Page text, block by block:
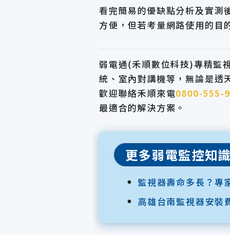
看完簡易的優缺點分析及實測
方便，但若考量網路使用的目
弱電通(禾順數位科技)專精監
統、室內對講機等，無論是透
歡迎聯絡禾順來電0800-555-
最適合的解決方案。
更多弱電監控知
監視器壽命多長？專
高雄台南監視器安裝